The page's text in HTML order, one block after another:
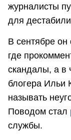
журналисты
для
В сентябре он
где
скандалы, а в
блогера Ильи
называть
Поводом стал
службы.